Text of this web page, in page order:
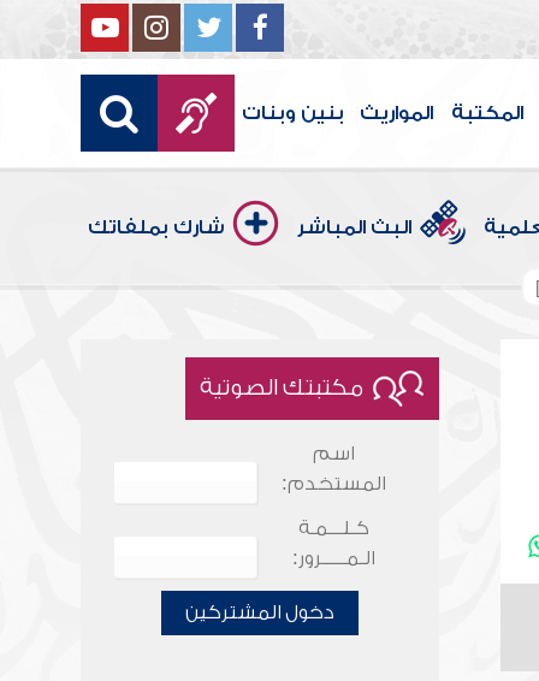
المكتبة المواريث بنين وبنات
البث المباشر شارك بملفاتك
مكتبتك الصوتية
اسم
المستخدم:
كـلـــمـة
الـمـــــرور:
دخول المشتركين